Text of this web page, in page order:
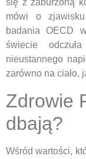
się z zaburzoną
mówi o zjawisku
badania OECD
świecie
nieustannego
zarówno na ciało,
Zdrowie
dbają?
Wśród wartości,